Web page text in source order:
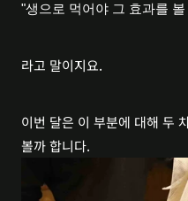
"생으로 먹어야 그 효과를
라고 말이지요.
이번 달은 이 부분에 대해 두
볼까 합니다.